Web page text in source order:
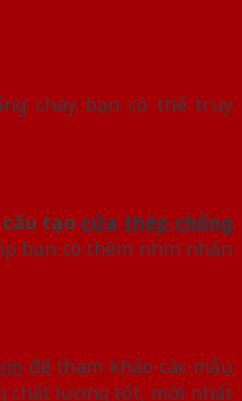
cháy bạn có thể truy
cấu tạo cửa thép chống
bạn có thêm nhìn nhận
để tham khảo các mẫu
chất lượng tốt, mới nhất